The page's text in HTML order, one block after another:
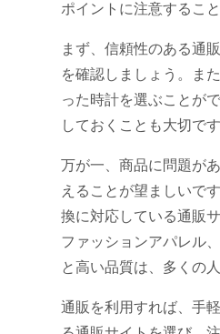
ポイントに注意するこ
まず、信頼性のある通
を確認しましょう。ま
った時計を選ぶことが
しておくことも大切です
万が一、商品に問題が
えることが望ましいで
換に対応している通販
ファッションアパレル
と高い品質は、多くの
通販を利用すれば、手